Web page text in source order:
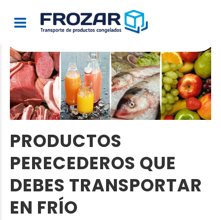
PRODUCTOS
PERECEDEROS QUE
DEBES TRANSPORTAR
EN FRÍO